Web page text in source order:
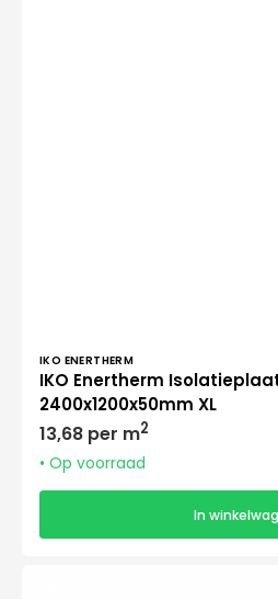
IKO ENERTHERM
IKO Enertherm
2400x1200x50mm XL
Normale
prijs
13,68 per m2
• Op voorraad
In